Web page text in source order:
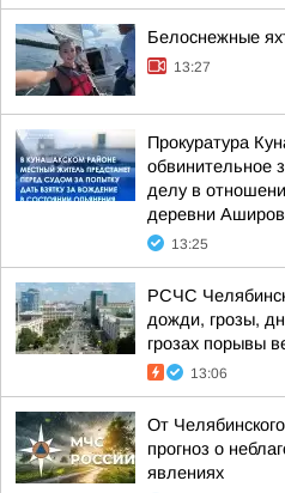
Белоснежные
13:27
Прокуратура
обвинительное
делу в
деревни
13:25
РСЧС
дожди, грозы,
грозах порывы
13:06
От
прогноз о
явлениях